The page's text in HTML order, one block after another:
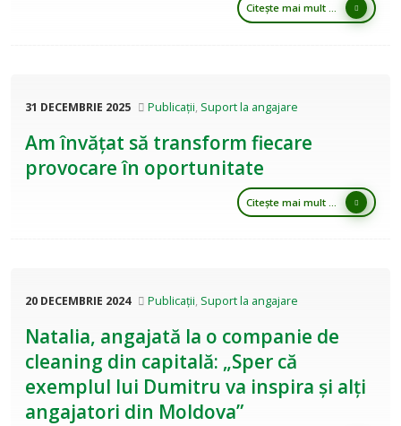
Citește mai mult ...
31 DECEMBRIE 2025 Publicații, Suport la angajare
Am învățat să transform fiecare
provocare în oportunitate
Citește mai mult ...
20 DECEMBRIE 2024 Publicații, Suport la angajare
Natalia, angajată la o companie de
cleaning din capitală: „Sper că
exemplul lui Dumitru va inspira și alți
angajatori din Moldova”